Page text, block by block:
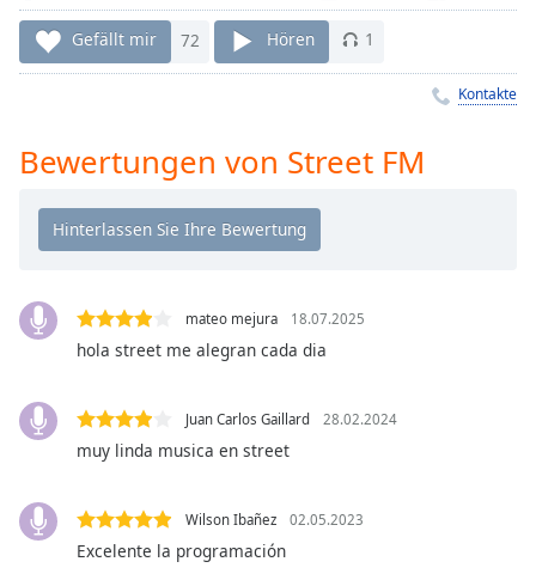
1x
Chapters
Descriptions
off
,
selected
subtitles
settings,
subtitles
settings
dialog
Gefällt mir 72 Hören 1
Kontakte
Bewertungen von Street FM
mateo mejura 18.07.2025
hola street me alegran cada dia
Juan Carlos Gaillard 28.02.2024
muy linda musica en street
Wilson Ibañez 02.05.2023
Excelente la programación